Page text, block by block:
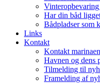
Har din båd
Bådpladser som
Links
Kontakt
Kontakt marinaen
Havnen og dens
Tilmelding til
Framelding af